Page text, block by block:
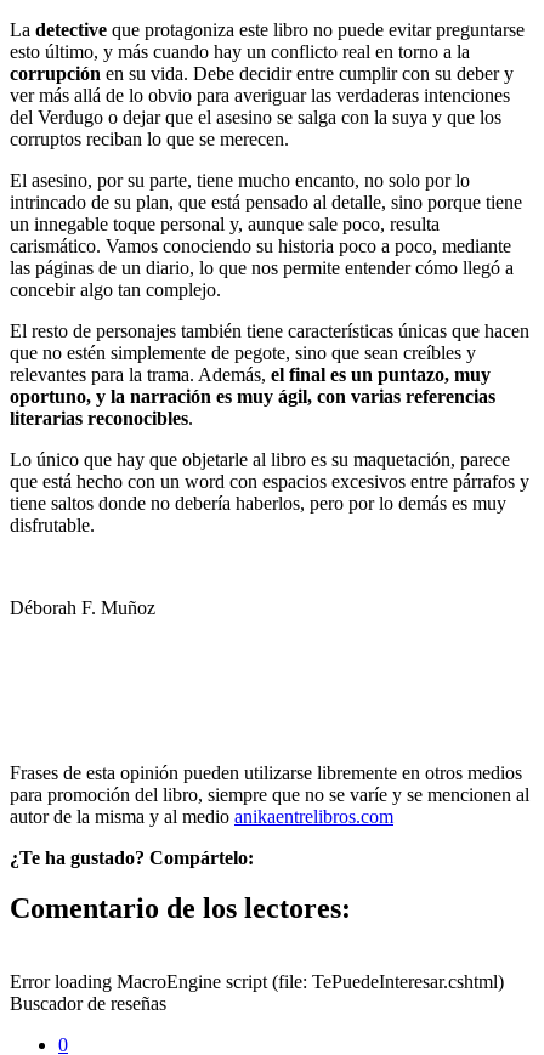
La detective que protagoniza este libro no puede evitar preguntarse
esto último, y más cuando hay un conflicto real en torno a la
corrupción en su vida. Debe decidir entre cumplir con su deber y
ver más allá de lo obvio para averiguar las verdaderas intenciones
del Verdugo o dejar que el asesino se salga con la suya y que los
corruptos reciban lo que se merecen.
El asesino, por su parte, tiene mucho encanto, no solo por lo
intrincado de su plan, que está pensado al detalle, sino porque tiene
un innegable toque personal y, aunque sale poco, resulta
carismático. Vamos conociendo su historia poco a poco, mediante
las páginas de un diario, lo que nos permite entender cómo llegó a
concebir algo tan complejo.
El resto de personajes también tiene características únicas que hacen
que no estén simplemente de pegote, sino que sean creíbles y
relevantes para la trama. Además, el final es un puntazo, muy
oportuno, y la narración es muy ágil, con varias referencias
literarias reconocibles.
Lo único que hay que objetarle al libro es su maquetación, parece
que está hecho con un word con espacios excesivos entre párrafos y
tiene saltos donde no debería haberlos, pero por lo demás es muy
disfrutable.
Déborah F. Muñoz
Frases de esta opinión pueden utilizarse libremente en otros medios
para promoción del libro, siempre que no se varíe y se mencionen al
autor de la misma y al medio anikaentrelibros.com
¿Te ha gustado? Compártelo:
Comentario de los lectores:
Error loading MacroEngine script (file: TePuedeInteresar.cshtml)
Buscador de reseñas
0